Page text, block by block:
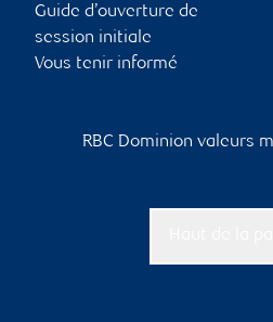
Guide d’ouverture de
session initiale
Vous tenir informé
RBC Dominion valeurs